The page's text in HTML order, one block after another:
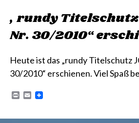
T
E
O
K
L
E
R
T
„rundy Titelschutz
Nr. 30/2010“
Heute ist das „rundy Titelschutz
30/2010“ erschienen. Viel Spaß
P
n
E
i